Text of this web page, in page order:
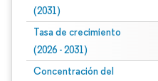
(2031)
Tasa de crecimiento
(2026 - 2031)
Concentración del